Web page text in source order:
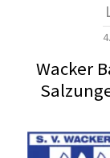
Wacker